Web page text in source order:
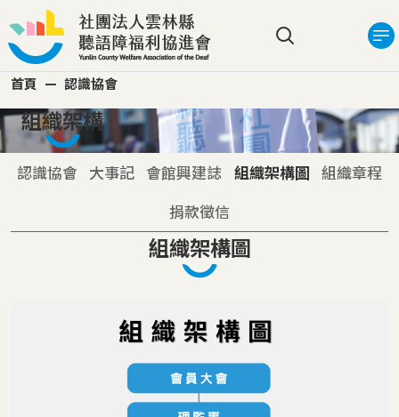
移至主內容
搜尋選單
首頁 認識協會
組織架構
主導覽第二層選單
認識協會 大事記 會館興建誌 組織架構圖 組織章程
捐款徵信
組織架構圖